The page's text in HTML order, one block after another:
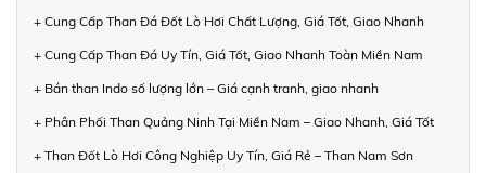
+ Cung Cấp Than Đá Đốt Lò Hơi Chất Lượng, Giá Tốt, Giao Nhanh
+ Cung Cấp Than Đá Uy Tín, Giá Tốt, Giao Nhanh Toàn Miền Nam
+ Bán than Indo số lượng lớn – Giá cạnh tranh, giao nhanh
+ Phân Phối Than Quảng Ninh Tại Miền Nam – Giao Nhanh, Giá Tốt
+ Than Đốt Lò Hơi Công Nghiệp Uy Tín, Giá Rẻ – Than Nam Sơn